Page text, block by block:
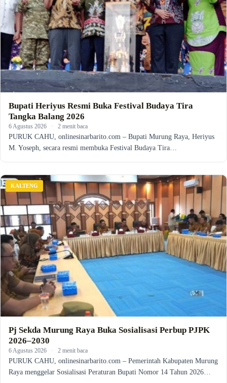
Bupati Heriyus Resmi Buka Festival Budaya Tira
Tangka Balang 2026
6 Agustus 2026 · 2 menit baca
PURUK CAHU, onlinesinarbarito.com – Bupati Murung Raya, Heriyus
M. Yoseph, secara resmi membuka Festival Budaya Tira…
KALTENG
Pj Sekda Murung Raya Buka Sosialisasi Perbup PJPK
2026–2030
6 Agustus 2026 · 2 menit baca
PURUK CAHU, onlinesinarbarito.com – Pemerintah Kabupaten Murung
Raya menggelar Sosialisasi Peraturan Bupati Nomor 14 Tahun 2026…